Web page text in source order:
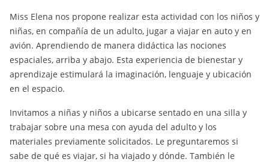
Miss Elena nos propone realizar esta actividad con los niños y
niñas, en compañía de un adulto, jugar a viajar en auto y en
avión. Aprendiendo de manera didáctica las nociones
espaciales, arriba y abajo. Esta experiencia de bienestar y
aprendizaje estimulará la imaginación, lenguaje y ubicación
en el espacio.
Invitamos a niñas y niños a ubicarse sentado en una silla y
trabajar sobre una mesa con ayuda del adulto y los
materiales previamente solicitados. Le preguntaremos si
sabe de qué es viajar, si ha viajado y dónde. También le